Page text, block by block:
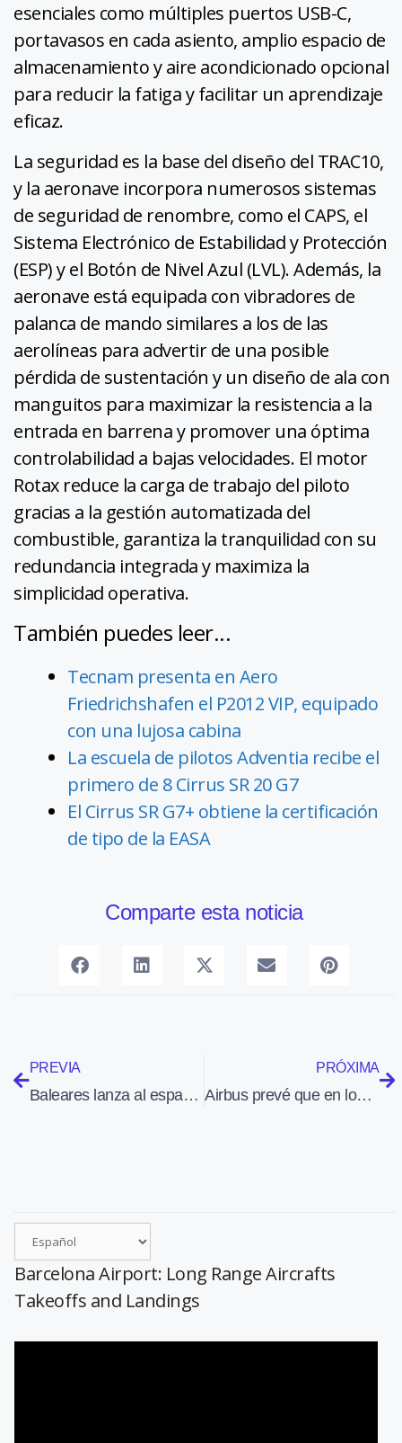
esenciales como múltiples puertos USB-C,
portavasos en cada asiento, amplio espacio de
almacenamiento y aire acondicionado opcional
para reducir la fatiga y facilitar un aprendizaje
eficaz.
La seguridad es la base del diseño del TRAC10,
y la aeronave incorpora numerosos sistemas
de seguridad de renombre, como el CAPS, el
Sistema Electrónico de Estabilidad y Protección
(ESP) y el Botón de Nivel Azul (LVL). Además, la
aeronave está equipada con vibradores de
palanca de mando similares a los de las
aerolíneas para advertir de una posible
pérdida de sustentación y un diseño de ala con
manguitos para maximizar la resistencia a la
entrada en barrena y promover una óptima
controlabilidad a bajas velocidades. El motor
Rotax reduce la carga de trabajo del piloto
gracias a la gestión automatizada del
combustible, garantiza la tranquilidad con su
redundancia integrada y maximiza la
simplicidad operativa.
También puedes leer...
Tecnam presenta en Aero
Friedrichshafen el P2012 VIP, equipado
con una lujosa cabina
La escuela de pilotos Adventia recibe el
primero de 8 Cirrus SR 20 G7
El Cirrus SR G7+ obtiene la certificación
de tipo de la EASA
Comparte esta noticia
PREVIA
Baleares lanza al espacio el Posidònia, su primer satélite
PRÓXIMA
Airbus prevé que en los próximos 20 años se necesitarán 42.000 aviones nuevos
Barcelona Airport: Long Range Aircrafts
Takeoffs and Landings